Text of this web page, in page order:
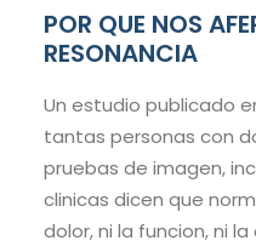
POR QUE NOS
RESONANCIA
Un estudio publicado
tantas personas con
pruebas de imagen,
clinicas dicen que
dolor, ni la funcion, ni